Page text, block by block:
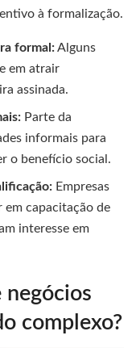
à formalização.
formal:Alguns
em atrair
assinada.
Parte da
informais para
o benefício social.
Empresas
capacitação de
interesse em
negócios
complexo?